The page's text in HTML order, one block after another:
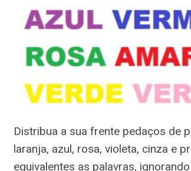
Distribua a sua frente pedaços de
laranja, azul, rosa, violeta, cinza e
equivalentes as palavras,